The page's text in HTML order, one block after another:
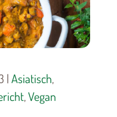
|Asiatisch,
,Vegan